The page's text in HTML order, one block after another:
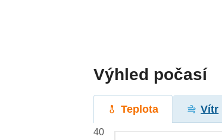
Výhled počasí
Teplota Vítr
40